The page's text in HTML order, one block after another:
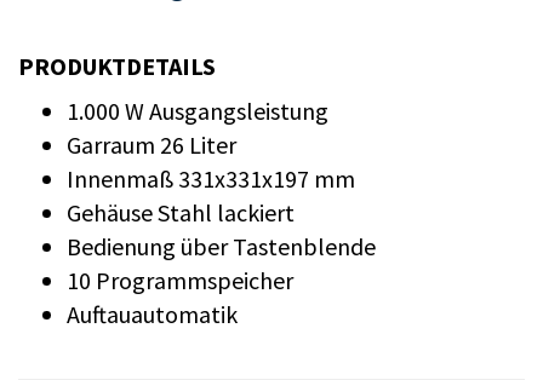
PRODUKTDETAILS
1.000 W Ausgangsleistung
Garraum 26 Liter
Innenmaß 331x331x197 mm
Gehäuse Stahl lackiert
Bedienung über Tastenblende
10 Programmspeicher
Auftauautomatik